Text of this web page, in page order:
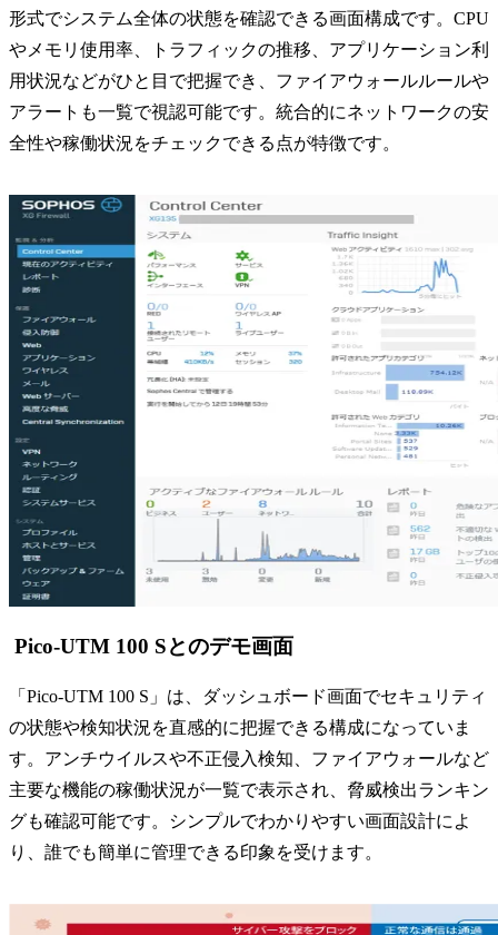
形式でシステム全体の状態を確認できる画面構成です。CPU
やメモリ使用率、トラフィックの推移、アプリケーション利
用状況などがひと目で把握でき、ファイアウォールルールや
アラートも一覧で視認可能です。統合的にネットワークの安
全性や稼働状況をチェックできる点が特徴です。
Pico-UTM 100 Sとのデモ画面
「Pico-UTM 100 S」は、ダッシュボード画面でセキュリティ
の状態や検知状況を直感的に把握できる構成になっていま
す。アンチウイルスや不正侵入検知、ファイアウォールなど
主要な機能の稼働状況が一覧で表示され、脅威検出ランキン
グも確認可能です。シンプルでわかりやすい画面設計によ
り、誰でも簡単に管理できる印象を受けます。